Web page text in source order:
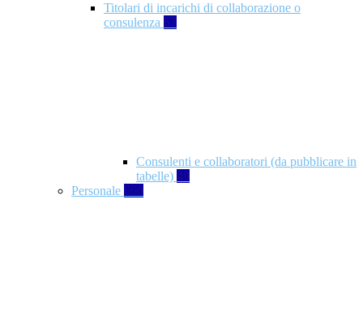
Titolari di incarichi di collaborazione o
consulenza 57
Consulenti e collaboratori (da pubblicare in
tabelle) 49
Personale 660